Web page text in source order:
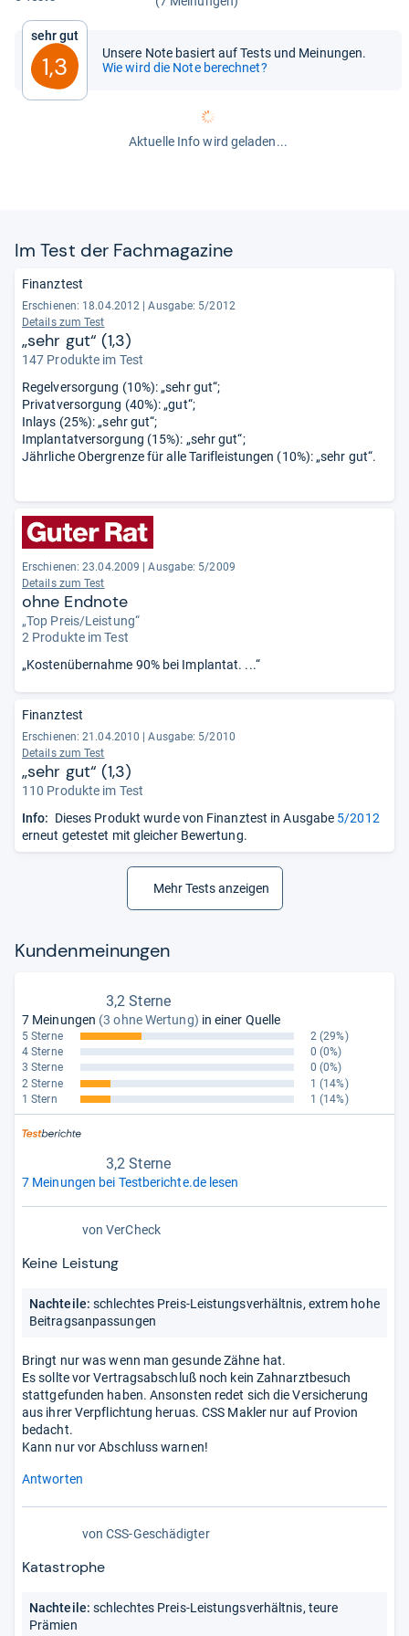
Sehr gut
1,3
Unsere Note basiert auf Tests und Meinungen.
Wie wird die Note berechnet?
Aktuelle Info wird geladen...
Im Test der Fach­ma­ga­zine
Finanztest
Erschienen: 18.04.2012
Ausgabe: 5/2012
Details zum Test
„sehr gut“ (1,3)
147 Produkte im Test
Regelversorgung (10%): „sehr gut“;
Privatversorgung (40%): „gut“;
Inlays (25%): „sehr gut“;
Implantatversorgung (15%): „sehr gut“;
Jährliche Obergrenze für alle Tarifleistungen (10%): „sehr gut“.
Erschienen: 23.04.2009
Ausgabe: 5/2009
Details zum Test
ohne Endnote
„Top Preis/Leistung“
2 Produkte im Test
„Kostenübernahme 90% bei Implantat. ...“
Finanztest
Erschienen: 21.04.2010
Ausgabe: 5/2010
Details zum Test
„sehr gut“ (1,3)
110 Produkte im Test
Info: Dieses Produkt wurde von Finanztest in Ausgabe 5/2012
erneut getestet mit gleicher Bewertung.
Mehr Tests anzeigen
Kun­den­mei­nun­gen
3,2 Sterne
7 Meinungen (3 ohne Wertung) in einer Quelle
5 Sterne 2 (29%)
4 Sterne
0 (0%)
3 Sterne
0 (0%)
2 Sterne
1 (14%)
1 Stern
1 (14%)
3,2 Sterne
7 Meinungen bei Testberichte.de lesen
von VerCheck
Keine Leistung
Nachteile: schlechtes Preis-Leistungsverhältnis, extrem hohe
Beitragsanpassungen
Bringt nur was wenn man gesunde Zähne hat.
Es sollte vor Vertragsabschluß noch kein Zahnarztbesuch
stattgefunden haben. Ansonsten redet sich die Versicherung
aus ihrer Verpflichtung heruas. CSS Makler nur auf Provion
bedacht.
Kann nur vor Abschluss warnen!
Antworten
von CSS-Geschädigter
Katastrophe
Nachteile: schlechtes Preis-Leistungsverhältnis, teure
Prämien